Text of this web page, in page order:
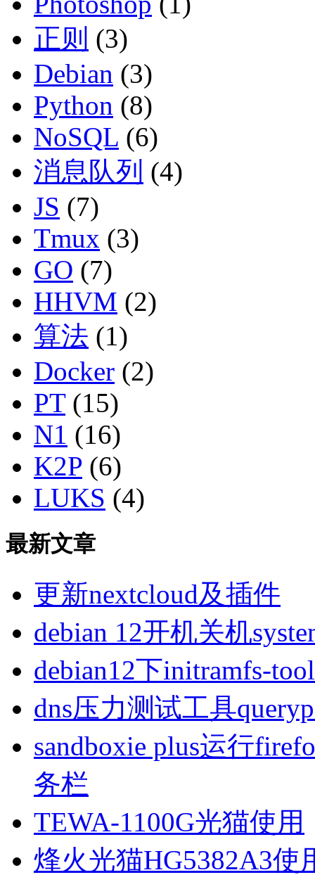
正则 (3)
Debian (3)
Python (8)
NoSQL (6)
消息队列 (4)
JS (7)
Tmux (3)
GO (7)
HHVM (2)
算法 (1)
Docker (2)
PT(15)
N1 (16)
K2P (6)
LUKS (4)
最新文章
更新nextcloud及插件
debian 12开机关机
debian12下initramfs-
dns压力测试工具
sandboxie plus运行
务栏
TEWA-1100G光猫使用
烽火光猫HG5382A3使